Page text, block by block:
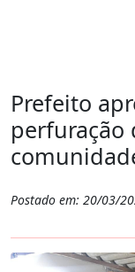
Prefeito
perfuração
Postado em: 20/03/